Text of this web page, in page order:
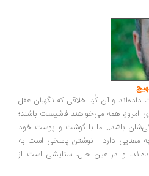
و آن کُدِ اخلاقی که نگهبان عقل
همه می‌خواهند فاشیست باشند؛
ما با گوشت و پوست خود
دارد... نوشتن پاسخی است به
و در عین حال، ستایشی است از